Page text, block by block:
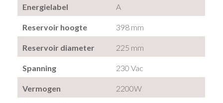
Energielabel A
Reservoir hoogte 398 mm
Reservoir diameter 225 mm
Spanning 230 Vac
Vermogen 2200W